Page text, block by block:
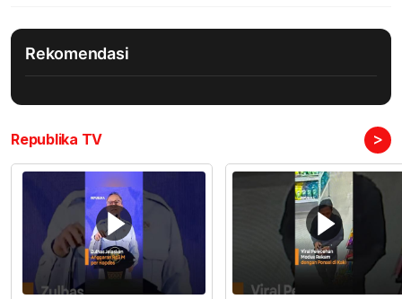
Rekomendasi
Republika TV >